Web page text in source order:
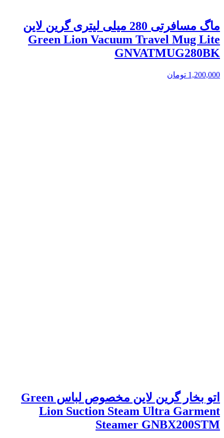
ماگ مسافرتی 280 میلی لیتری گرین لاین
Green Lion Vacuum Travel Mug Lite
GNVATMUG280BK
1,200,000 تومان
اتو بخار گرین لاین مخصوص لباس Green
Lion Suction Steam Ultra Garment
Steamer GNBX200STM